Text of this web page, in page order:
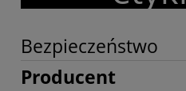
Bezpieczeństwo
Producent